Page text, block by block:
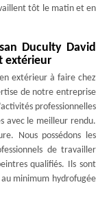
tôt le matin et en
Duculty David
extérieur
extérieur à faire chez
de notre entreprise
professionnelles
avec le meilleur rendu.
Nous possédons les
de travailler
qualifiés. Ils sont
minimum hydrofugée